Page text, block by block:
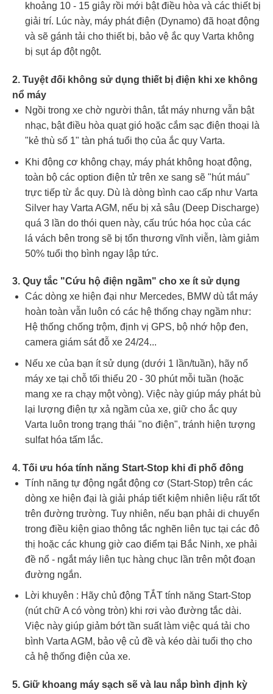
khoảng 10 - 15 giây rồi mới bật điều hòa và các thiết bị
giải trí. Lúc này, máy phát điện (Dynamo) đã hoạt động
và sẽ gánh tải cho thiết bị, bảo vệ ắc quy Varta không
bị sụt áp đột ngột.
2. Tuyệt đối không sử dụng thiết bị điện khi xe không
nổ máy
Ngồi trong xe chờ người thân, tắt máy nhưng vẫn bật
nhạc, bật điều hòa quạt gió hoặc cắm sạc điện thoại là
"kẻ thù số 1" tàn phá tuổi thọ của ắc quy Varta.
Khi động cơ không chạy, máy phát không hoạt động,
toàn bộ các option điện tử trên xe sang sẽ "hút máu"
trực tiếp từ ắc quy. Dù là dòng bình cao cấp như Varta
Silver hay Varta AGM, nếu bị xả sâu (Deep Discharge)
quá 3 lần do thói quen này, cấu trúc hóa học của các
lá vách bên trong sẽ bị tổn thương vĩnh viễn, làm giảm
50% tuổi thọ bình ngay lập tức.
3. Quy tắc "Cứu hộ điện ngầm" cho xe ít sử dụng
Các dòng xe hiện đại như Mercedes, BMW dù tắt máy
hoàn toàn vẫn luôn có các hệ thống chạy ngầm như:
Hệ thống chống trộm, định vị GPS, bộ nhớ hộp đen,
camera giám sát đỗ xe 24/24...
Nếu xe của bạn ít sử dụng (dưới 1 lần/tuần), hãy nổ
máy xe tại chỗ tối thiểu 20 - 30 phút mỗi tuần (hoặc
mang xe ra chạy một vòng). Việc này giúp máy phát bù
lại lượng điện tự xả ngầm của xe, giữ cho ắc quy
Varta luôn trong trạng thái "no điện", tránh hiện tượng
sulfat hóa tấm lắc.
4. Tối ưu hóa tính năng Start-Stop khi đi phố đông
Tính năng tự động ngắt động cơ (Start-Stop) trên các
dòng xe hiện đại là giải pháp tiết kiệm nhiên liệu rất tốt
trên đường trường. Tuy nhiên, nếu bạn phải di chuyển
trong điều kiện giao thông tắc nghẽn liên tục tại các đô
thị hoặc các khung giờ cao điểm tại Bắc Ninh, xe phải
đề nổ - ngắt máy liên tục hàng chục lần trên một đoạn
đường ngắn.
Lời khuyên : Hãy chủ động TẮT tính năng Start-Stop
(nút chữ A có vòng tròn) khi rơi vào đường tắc dài.
Việc này giúp giảm bớt tần suất làm việc quá tải cho
bình Varta AGM, bảo vệ củ đề và kéo dài tuổi thọ cho
cả hệ thống điện của xe.
5. Giữ khoang máy sạch sẽ và lau nắp bình định kỳ